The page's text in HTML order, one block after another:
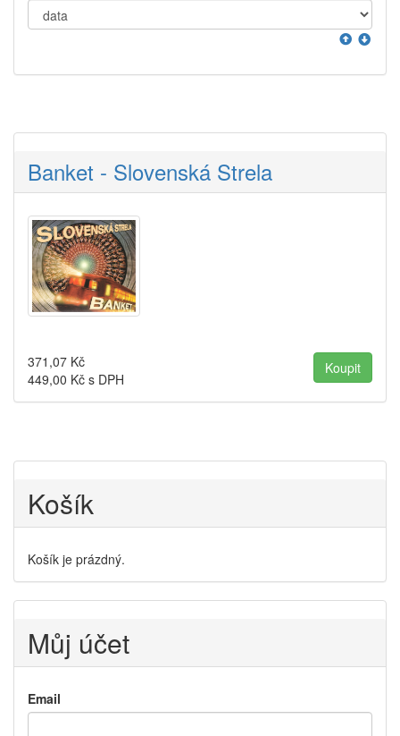
Banket - Slovenská Strela
371,07 Kč
449,00 Kč s DPH
Košík
Košík je prázdný.
Můj účet
Email